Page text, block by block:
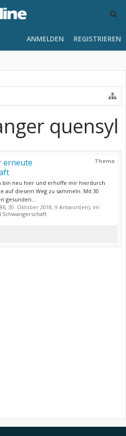
ANMELDEN REGISTRIEREN
quensyl
Thema
erneute
bin neu hier und erhoffe mir hierdurch
auf diesem Weg zu sammeln. Mit 30
gesunden...
, 30. Oktober 2018, 9 Antwort(en), im
Schwangerschaft